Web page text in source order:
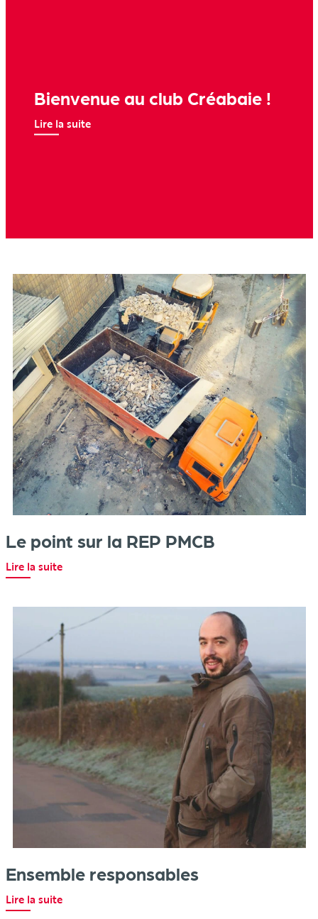
Bienvenue au club Créabaie !
Lire la suite
Le point sur la REP PMCB
Lire la suite
Ensemble responsables
Lire la suite